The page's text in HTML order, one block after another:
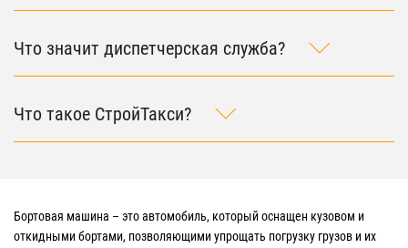
Что значит диспетчерская служба?
Что такое СтройТакси?
Бортовая машина – это автомобиль, который оснащен кузовом и
откидными бортами, позволяющими упрощать погрузку грузов и их